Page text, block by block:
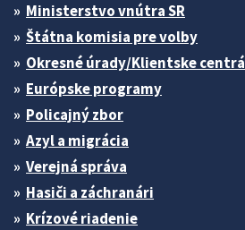
Ministerstvo vnútra SR
Štátna komisia pre volby
Okresné úrady/Klientske centrá
Európske programy
Policajný zbor
Azyl a migrácia
Verejná správa
Hasiči a záchranári
Krízové riadenie